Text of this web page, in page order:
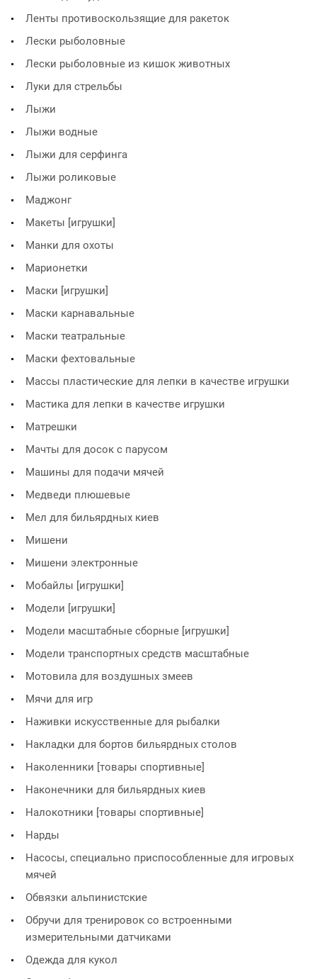
Ленты противоскользящие для ракеток
Лески рыболовные
Лески рыболовные из кишок животных
Луки для стрельбы
Лыжи
Лыжи водные
Лыжи для серфинга
Лыжи роликовые
Маджонг
Макеты [игрушки]
Манки для охоты
Марионетки
Маски [игрушки]
Маски карнавальные
Маски театральные
Маски фехтовальные
Массы пластические для лепки в качестве игрушки
Мастика для лепки в качестве игрушки
Матрешки
Мачты для досок с парусом
Машины для подачи мячей
Медведи плюшевые
Мел для бильярдных киев
Мишени
Мишени электронные
Мобайлы [игрушки]
Модели [игрушки]
Модели масштабные сборные [игрушки]
Модели транспортных средств масштабные
Мотовила для воздушных змеев
Мячи для игр
Наживки искусственные для рыбалки
Накладки для бортов бильярдных столов
Наколенники [товары спортивные]
Наконечники для бильярдных киев
Налокотники [товары спортивные]
Нарды
Насосы, специально приспособленные для игровых
мячей
Обвязки альпинистские
Обручи для тренировок со встроенными
измерительными датчиками
Одежда для кукол